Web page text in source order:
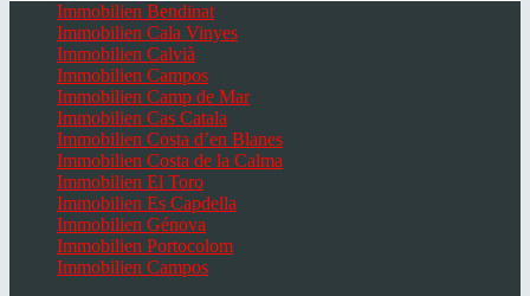
Immobilien Bendinat
Immobilien Cala Vinyes
Immobilien Calvià
Immobilien Campos
Immobilien Camp de Mar
Immobilien Cas Catala
Immobilien Costa d’en Blanes
Immobilien Costa de la Calma
Immobilien El Toro
Immobilien Es Capdella
Immobilien Génova
Immobilien Portocolom
Immobilien Campos